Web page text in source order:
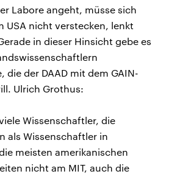
Labore angeht, müsse sich
USA nicht verstecken, lenkt
in dieser Hinsicht gebe es
der DAAD mit dem GAIN-
Ulrich Grothus:
Wissenschaftler, die
als Wissenschaftler in
meisten amerikanischen
nicht am MIT, auch die